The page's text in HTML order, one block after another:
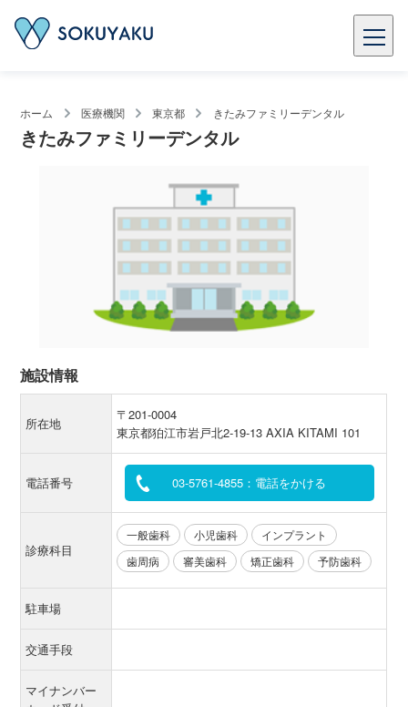
ホーム 医療機関 東京都 きたみファミリーデンタル
きたみファミリーデンタル
施設情報
所在地
〒201-0004
東京都狛江市岩戸北2-19-13 AXIA KITAMI 101
電話番号 03-5761-4855：電話をかける
診療科目
一般歯科 小児歯科
インプラント
歯周病
審美歯科 矯正歯科 予防歯科
駐車場
交通手段
マイナンバー